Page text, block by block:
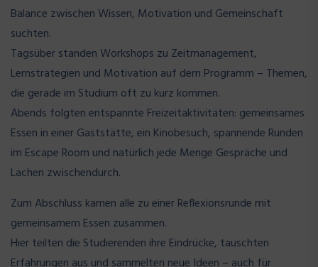
Balance zwischen Wissen, Motivation und Gemeinschaft
suchten.
Tagsüber standen Workshops zu Zeitmanagement,
Lernstrategien und Motivation auf dem Programm – Themen,
die gerade im Studium oft zu kurz kommen.
Abends folgten entspannte Freizeitaktivitäten: gemeinsames
Essen in einer Gaststätte, ein Kinobesuch, spannende Runden
im Escape Room und natürlich jede Menge Gespräche und
Lachen zwischendurch.
Zum Abschluss kamen alle zu einer Reflexionsrunde mit
gemeinsamem Essen zusammen.
Hier teilten die Studierenden ihre Eindrücke, tauschten
Erfahrungen aus und sammelten neue Ideen – auch für